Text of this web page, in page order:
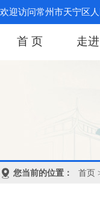
欢迎访问常州市天宁区人
首 页 走
您当前的位置： 首页